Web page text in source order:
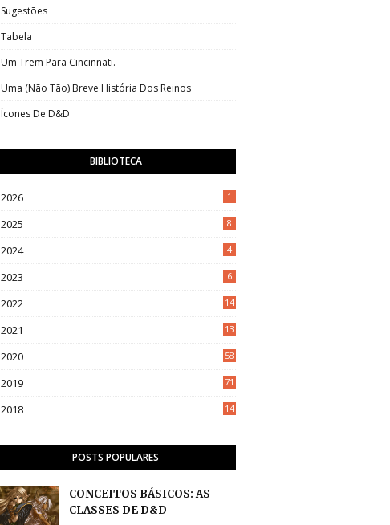
Sugestões
Tabela
Um Trem Para Cincinnati.
Uma (Não Tão) Breve História Dos Reinos
Ícones De D&D
BIBLIOTECA
2026 1
2025 8
2024 4
2023 6
2022 14
2021 13
2020 58
2019 71
2018 14
POSTS POPULARES
CONCEITOS BÁSICOS: AS
CLASSES DE D&D